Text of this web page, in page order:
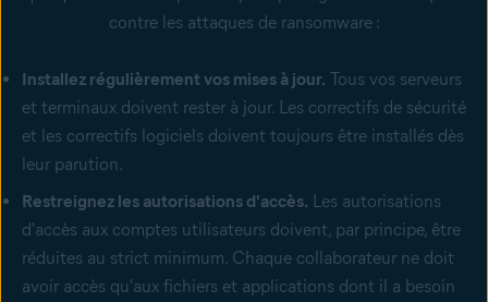
contre les attaques de ransomware :
Installez régulièrement vos mises à jour. Tous vos serveurs
et terminaux doivent rester à jour. Les correctifs de sécurité
et les correctifs logiciels doivent toujours être installés dès
leur parution.
Restreignez les autorisations d'accès. Les autorisations
d'accès aux comptes utilisateurs doivent, par principe, être
réduites au strict minimum. Chaque collaborateur ne doit
avoir accès qu'aux fichiers et applications dont il a besoin